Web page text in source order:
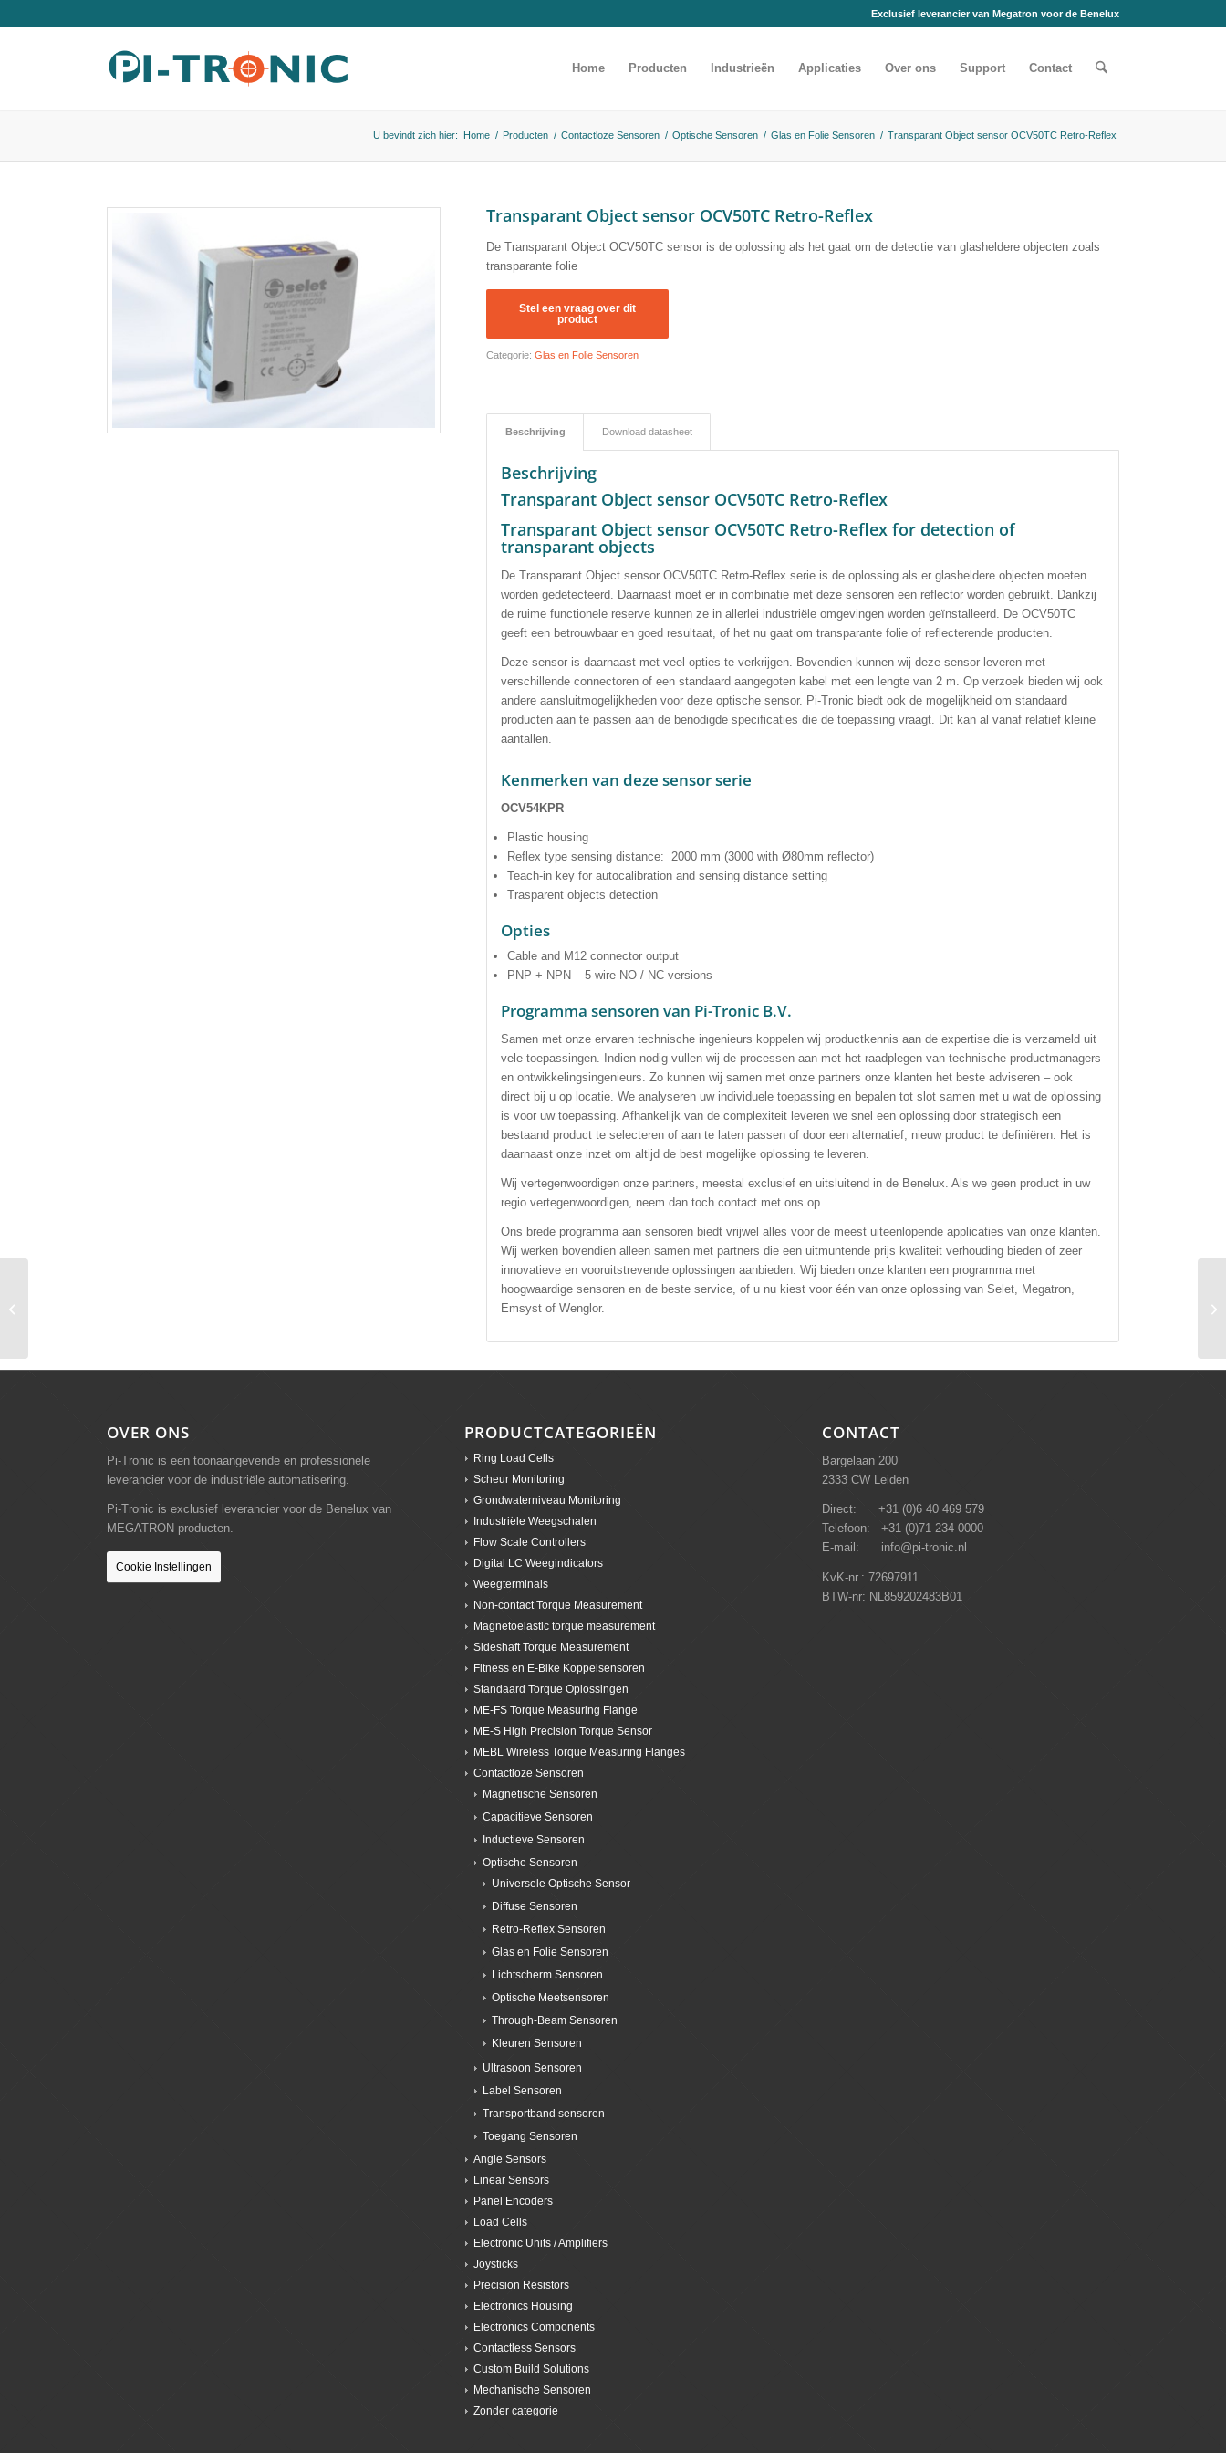
Exclusief leverancier van Megatron voor de Benelux
Home Producten Industrieën Applicaties Over ons Support Contact
U bevindt zich hier: Home / Producten / Contactloze Sensoren / Optische Sensoren / Glas en Folie Sensoren / Transparant Object sensor OCV50TC Retro-Reflex
Transparant Object sensor OCV50TC Retro-Reflex
De Transparant Object OCV50TC sensor is de oplossing als het gaat om de detectie van glasheldere objecten zoals
transparante folie
Categorie:Glas en Folie Sensoren
Beschrijving Download datasheet
Beschrijving
Transparant Object sensor OCV50TC Retro-Reflex
Transparant Object sensor OCV50TC Retro-Reflex for detection of
transparant objects
De Transparant Object sensor OCV50TC Retro-Reflex serie is de oplossing als er glasheldere objecten moeten
worden gedetecteerd. Daarnaast moet er in combinatie met deze sensoren een reflector worden gebruikt. Dankzij
de ruime functionele reserve kunnen ze in allerlei industriële omgevingen worden geïnstalleerd. De OCV50TC
geeft een betrouwbaar en goed resultaat, of het nu gaat om transparante folie of reflecterende producten.
Deze sensor is daarnaast met veel opties te verkrijgen. Bovendien kunnen wij deze sensor leveren met
verschillende connectoren of een standaard aangegoten kabel met een lengte van 2 m. Op verzoek bieden wij ook
andere aansluitmogelijkheden voor deze optische sensor. Pi-Tronic biedt ook de mogelijkheid om standaard
producten aan te passen aan de benodigde specificaties die de toepassing vraagt. Dit kan al vanaf relatief kleine
aantallen.
Kenmerken van deze sensor serie
OCV54KPR
Plastic housing
Reflex type sensing distance: 2000 mm (3000 with Ø80mm reflector)
Teach-in key for autocalibration and sensing distance setting
Trasparent objects detection
Opties
Cable and M12 connector output
PNP + NPN – 5-wire NO / NC versions
Programma sensoren van Pi-Tronic B.V.
Samen met onze ervaren technische ingenieurs koppelen wij productkennis aan de expertise die is verzameld uit
vele toepassingen. Indien nodig vullen wij de processen aan met het raadplegen van technische productmanagers
en ontwikkelingsingenieurs. Zo kunnen wij samen met onze partners onze klanten het beste adviseren – ook
direct bij u op locatie. We analyseren uw individuele toepassing en bepalen tot slot samen met u wat de oplossing
is voor uw toepassing. Afhankelijk van de complexiteit leveren we snel een oplossing door strategisch een
bestaand product te selecteren of aan te laten passen of door een alternatief, nieuw product te definiëren. Het is
daarnaast onze inzet om altijd de best mogelijke oplossing te leveren.
Wij vertegenwoordigen onze partners, meestal exclusief en uitsluitend in de Benelux. Als we geen product in uw
regio vertegenwoordigen, neem dan toch contact met ons op.
Ons brede programma aan sensoren biedt vrijwel alles voor de meest uiteenlopende applicaties van onze klanten.
Wij werken bovendien alleen samen met partners die een uitmuntende prijs kwaliteit verhouding bieden of zeer
innovatieve en vooruitstrevende oplossingen aanbieden. Wij bieden onze klanten een programma met
hoogwaardige sensoren en de beste service, of u nu kiest voor één van onze oplossing van Selet, Megatron,
Emsyst of Wenglor.
OVER ONS
Pi-Tronic is een toonaangevende en professionele
leverancier voor de industriële automatisering.
Pi-Tronic is exclusief leverancier voor de Benelux van
MEGATRON producten.
Cookie Instellingen
PRODUCTCATEGORIEËN
Ring Load Cells
Scheur Monitoring
Grondwaterniveau Monitoring
Industriële Weegschalen
Flow Scale Controllers
Digital LC Weegindicators
Weegterminals
Non-contact Torque Measurement
Magnetoelastic torque measurement
Sideshaft Torque Measurement
Fitness en E-Bike Koppelsensoren
Standaard Torque Oplossingen
ME-FS Torque Measuring Flange
ME-S High Precision Torque Sensor
MEBL Wireless Torque Measuring Flanges
Contactloze Sensoren
Magnetische Sensoren
Capacitieve Sensoren
Inductieve Sensoren
Optische Sensoren
Universele Optische Sensor
Diffuse Sensoren
Retro-Reflex Sensoren
Glas en Folie Sensoren
Lichtscherm Sensoren
Optische Meetsensoren
Through-Beam Sensoren
Kleuren Sensoren
Ultrasoon Sensoren
Label Sensoren
Transportband sensoren
Toegang Sensoren
Angle Sensors
Linear Sensors
Panel Encoders
Load Cells
Electronic Units / Amplifiers
Joysticks
Precision Resistors
Electronics Housing
Electronics Components
Contactless Sensors
Custom Build Solutions
Mechanische Sensoren
Zonder categorie
CONTACT
Bargelaan 200
2333 CW Leiden
Direct: +31 (0)6 40 469 579
Telefoon: +31 (0)71 234 0000
E-mail: info@pi-tronic.nl
KvK-nr.: 72697911
BTW-nr: NL859202483B01